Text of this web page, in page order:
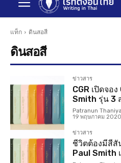
แท็ก ดินสอสี
ดินสอสี
ข่าวสาร
CGR เปิดจอ
Smith รุ่น 3
Patranun
19 พฤษภาคม 2020
ข่าวสาร
ชีวิตต้องมีสีสั
Paul Smith